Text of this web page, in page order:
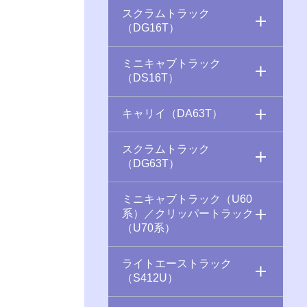
スクラムトラック
（DG16T）
ミニキャブトラック
（DS16T）
キャリイ（DA63T）
スクラムトラック
（DG63T）
ミニキャブトラック（U60
系）／クリッパートラック
（U70系）
ライトエーストラック
（S412U）